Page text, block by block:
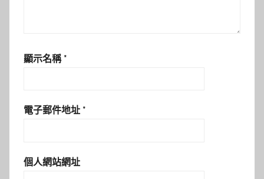
顯示名稱 *
電子郵件地址 *
個人網站網址